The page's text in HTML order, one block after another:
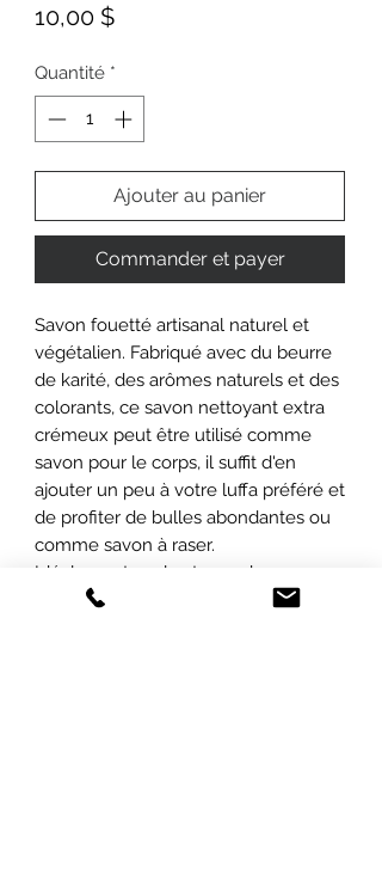
10,00 $Prix
Quantité *
Ajouter au panier
Commander et payer
Savon fouetté artisanal naturel et
végétalien. Fabriqué avec du beurre
de karité, des arômes naturels et des
colorants, ce savon nettoyant extra
crémeux peut être utilisé comme
savon pour le corps, il suffit d'en
ajouter un peu à votre luffa préféré et
de profiter de bulles abondantes ou
comme savon à raser.
Idéal pour tous les types de peau.